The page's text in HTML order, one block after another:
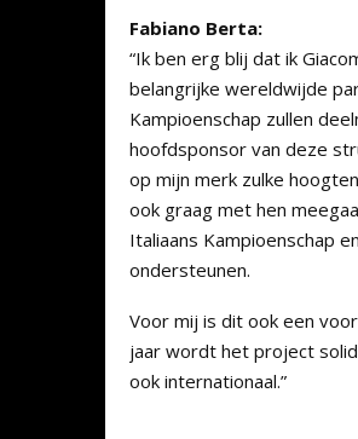
Fabiano Berta:
“Ik ben erg blij dat ik
belangrijke wereldwijde
Kampioenschap zullen
hoofdsponsor van deze
op mijn merk zulke
ook graag met hen
Italiaans Kampioenschap
ondersteunen.
Voor mij is dit ook een
jaar wordt het project
ook internationaal.”